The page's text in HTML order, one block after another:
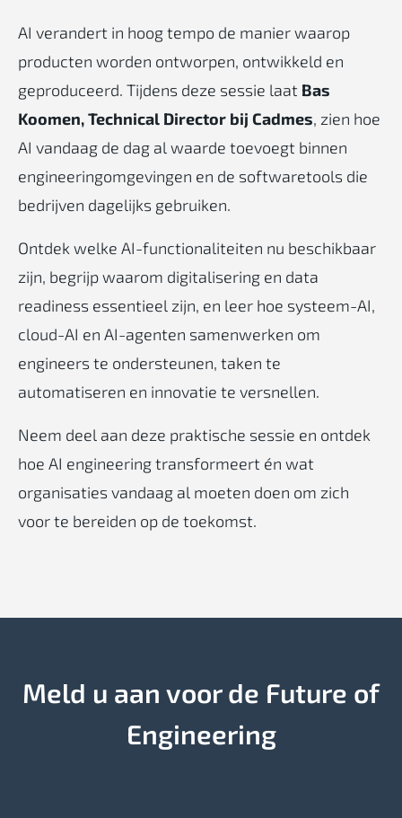
AI verandert in hoog tempo de manier waarop
producten worden ontworpen, ontwikkeld en
geproduceerd. Tijdens deze sessie laat Bas
Koomen, Technical Director bij Cadmes, zien hoe
AI vandaag de dag al waarde toevoegt binnen
engineeringomgevingen en de softwaretools die
bedrijven dagelijks gebruiken.
Ontdek welke AI-functionaliteiten nu beschikbaar
zijn, begrijp waarom digitalisering en data
readiness essentieel zijn, en leer hoe systeem-AI,
cloud-AI en AI-agenten samenwerken om
engineers te ondersteunen, taken te
automatiseren en innovatie te versnellen.
Neem deel aan deze praktische sessie en ontdek
hoe AI engineering transformeert én wat
organisaties vandaag al moeten doen om zich
voor te bereiden op de toekomst.
Meld u aan voor de Future of
Engineering